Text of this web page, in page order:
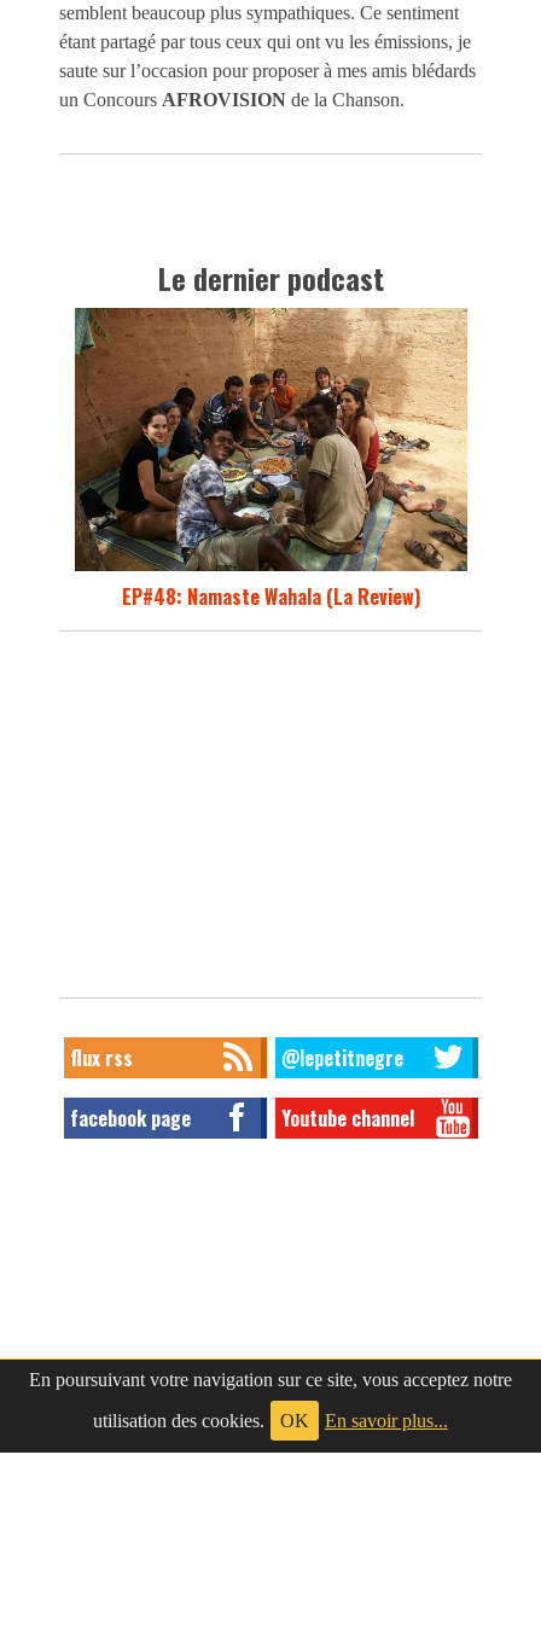
En poursuivant votre navigation sur ce site, vous acceptez notre
utilisation des cookies.
OK En savoir plus...
semblent beaucoup plus sympathiques. Ce sentiment
étant partagé par tous ceux qui ont vu les émissions, je
saute sur l’occasion pour proposer à mes amis blédards
un Concours AFROVISION de la Chanson.
Le dernier podcast
EP#48: Namaste Wahala (La Review)
flux rss @lepetitnegre
facebook page Youtube channel